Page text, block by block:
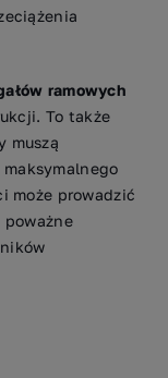
ramowych
To także
muszą
może prowadzić